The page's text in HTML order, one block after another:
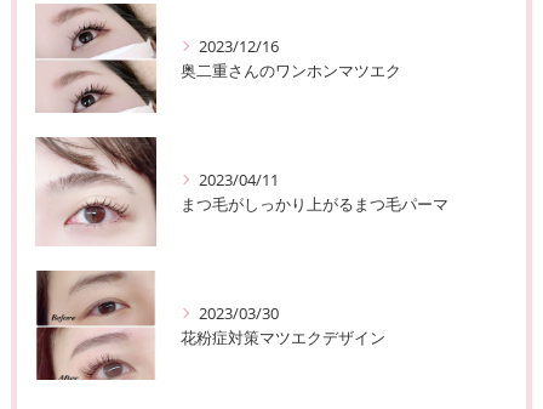
2023/12/16
奥二重さんのワンホンマツエク
2023/04/11
まつ毛がしっかり上がるまつ毛パーマ
2023/03/30
花粉症対策マツエクデザイン